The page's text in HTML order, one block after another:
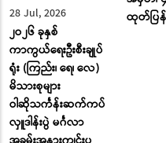
28 Jul, 2026
၂ဝ၂၆ ခုနှစ်
ကာကွယ်ရေးဦးစီးချုပ်
ရုံး (ကြည်း၊ ရေ၊ လေ)
မိသားစုများ
ဝါဆိုသင်္ကန်းဆက်ကပ်
လှူဒါန်းပွဲ မင်္ဂလာ
23 Jul,